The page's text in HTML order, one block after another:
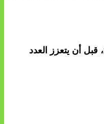
وسجل أن عدد الأساتذة المنوط بهم تدريس اللغة الأمازيغية لم يكن يتجاوز 200 أستاذ سنة 2021، انضاف إليهم 400 أستاذ سنة 2022، ثم 600 أستاذ سنة 2023، قبل أن يتعزز العدد